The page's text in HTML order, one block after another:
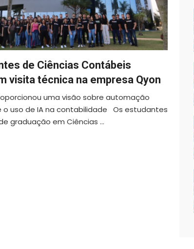
de Ciências Contábeis
visita técnica na empresa Qyon
uma visão sobre automação
o uso de IA na contabilidade Os estudantes
graduação em Ciências ...